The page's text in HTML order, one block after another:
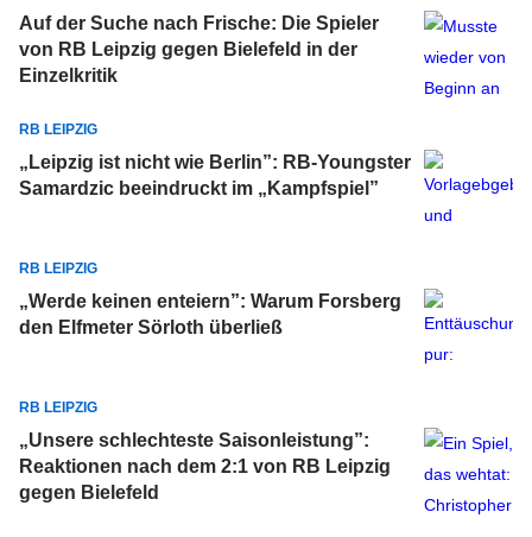
Auf der Suche nach Frische: Die Spieler
von RB Leipzig gegen Bielefeld in der
Einzelkritik
RB LEIPZIG
„Leipzig ist nicht wie Berlin”: RB-Youngster
Samardzic beeindruckt im „Kampfspiel”
RB LEIPZIG
„Werde keinen enteiern”: Warum Forsberg
den Elfmeter Sörloth überließ
RB LEIPZIG
„Unsere schlechteste Saisonleistung”:
Reaktionen nach dem 2:1 von RB Leipzig
gegen Bielefeld